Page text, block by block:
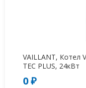
VAILLANT, Котел
TEC PLUS, 24кВт
0 ₽